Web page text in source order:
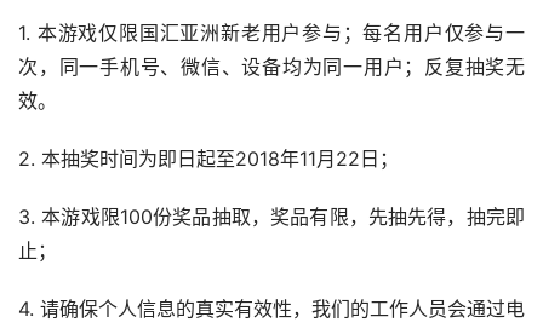
1. 本游戏仅限国汇亚洲新老用户参与；每名用户仅参与一
次，同一手机号、微信、设备均为同一用户；反复抽奖无
效。
2. 本抽奖时间为即日起至2018年11月22日；
3. 本游戏限100份奖品抽取，奖品有限，先抽先得，抽完即
止；
4. 请确保个人信息的真实有效性，我们的工作人员会通过电